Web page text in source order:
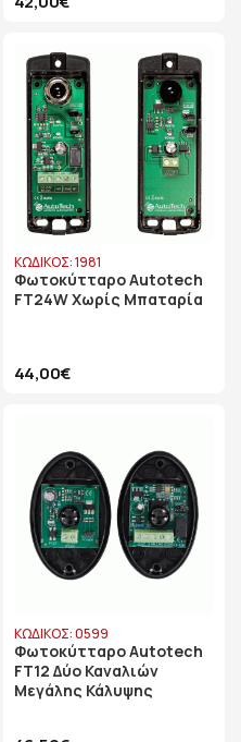
ΚΩΔΙΚΟΣ: 1981
Φωτοκύτταρο Autotech
FT24W Xωρίς Μπαταρία
44,00€
ΚΩΔΙΚΟΣ: 0599
Φωτοκύτταρο Autotech
FT12 Δύο Καναλιών
Μεγάλης Κάλυψης